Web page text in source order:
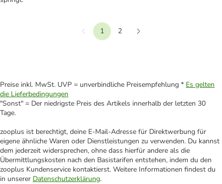
Vorherige
1
2
Preise inkl. MwSt. UVP = unverbindliche Preisempfehlung * Es gelten
die Lieferbedingungen
"Sonst" = Der niedrigste Preis des Artikels innerhalb der letzten 30
Tage.
zooplus ist berechtigt, deine E-Mail-Adresse für Direktwerbung für
eigene ähnliche Waren oder Dienstleistungen zu verwenden. Du kannst
dem jederzeit widersprechen, ohne dass hierfür andere als die
Übermittlungskosten nach den Basistarifen entstehen, indem du den
zooplus Kundenservice kontaktierst. Weitere Informationen findest du
in unserer Datenschutzerklärung.